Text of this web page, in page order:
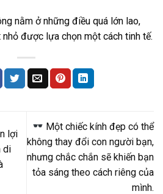
nằm ở những điều quá lớn lao,
được lựa chọn một cách tinh tế.
lợi
di
Một chiếc kính đẹp có thể
không thay đổi con người bạn,
nhưng chắc chắn sẽ khiến bạn
tỏa sáng theo cách riêng của
mình.